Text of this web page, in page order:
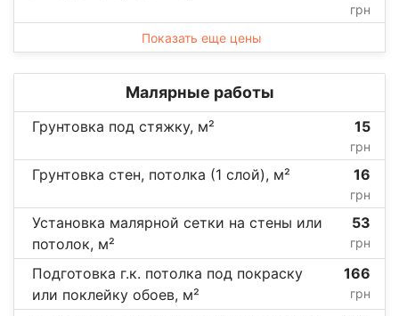
грн
Показать еще цены
Малярные работы
Грунтовка под стяжку, м² 15
грн
Грунтовка стен, потолка (1 слой), м² 16
грн
Установка малярной сетки на стены или
потолок, м²
53
грн
Подготовка г.к. потолка под покраску
или поклейку обоев, м²
166
грн